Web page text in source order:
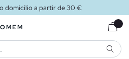
domicílio a partir de 30 €